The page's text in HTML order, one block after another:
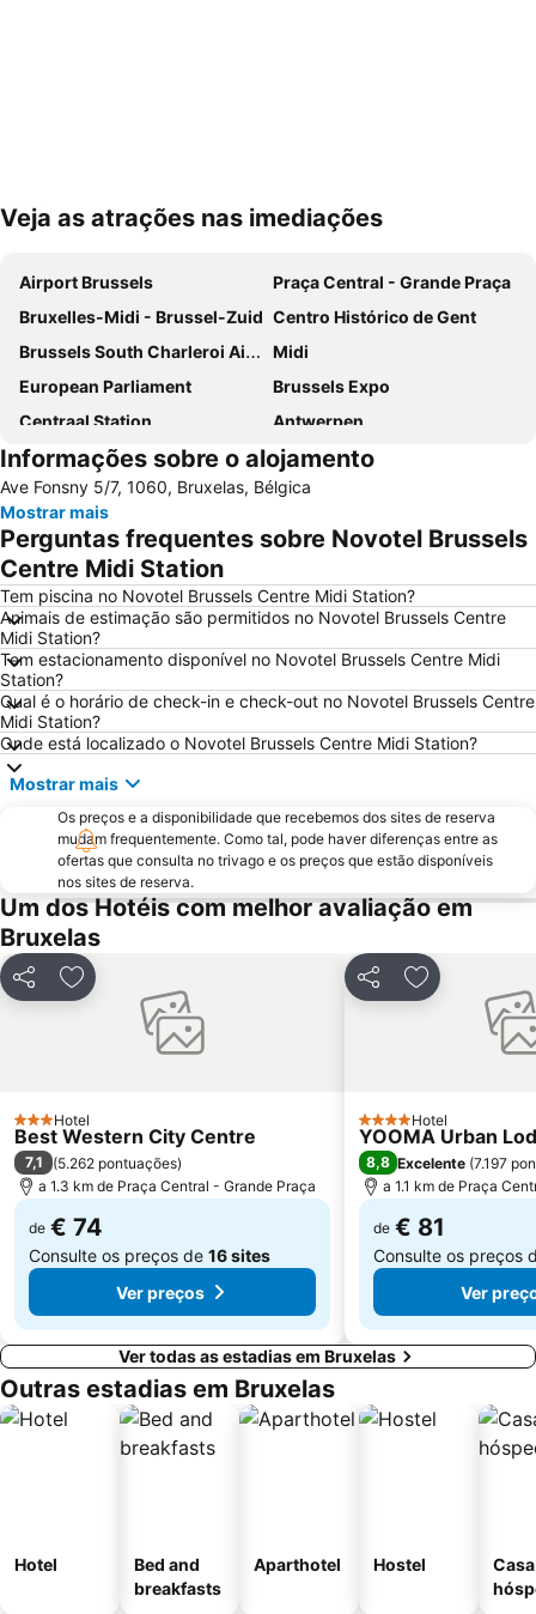
Ampliar mapa
Veja as atrações nas imediações
Airport Brussels
Praça Central - Grande Praça
Bruxelles-Midi - Brussel-Zuid Centro Histórico de Gent
Brussels South Charleroi Airport
Midi
European Parliament
Brussels Expo
Centraal Station
Antwerpen
Centre historique
Bruxelles-Nord - Brussel-Noord
Parque do Cinqüentenário
Européen
Station Leuven
Estádio Rei Baldoíno
Centro Belga das Histórias em Quadrinho
Port of Antwerp
Brussels Park
Pairi Daiza
Station Sint Pieters
Place Sainte-Catherine
Aula Magna
Bourse de Bruxelles
Cinemateca Real da Bélgica
Grote Markt
Jeu de Balle Flea Market
Forest National
Graslei en Koornlei
Sablon
Rue des Bouchers - Beenhouwersstraat
City2
Libertés
Flagey
Walibi Belgium
Deurne
Merksem
Palais de Justice
Parc Léopold
Informações sobre o alojamento
Ave Fonsny 5/7, 1060, Bruxelas, Bélgica
Mostrar mais
Perguntas frequentes sobre Novotel Brussels
Centre Midi Station
Tem piscina no Novotel Brussels Centre Midi Station?
Animais de estimação são permitidos no Novotel Brussels Centre
Midi Station?
Tem estacionamento disponível no Novotel Brussels Centre Midi
Station?
Qual é o horário de check-in e check-out no Novotel Brussels Centre
Midi Station?
Onde está localizado o Novotel Brussels Centre Midi Station?
Mostrar mais
Os preços e a disponibilidade que recebemos dos sites de reserva
mudam frequentemente. Como tal, pode haver diferenças entre as
ofertas que consulta no trivago e os preços que estão disponíveis
nos sites de reserva.
Um dos Hotéis com melhor avaliação em
Bruxelas
PartilharAdicionar aos favoritos
3 Estrelas
Hotel
Best Western City Centre
7,1 (5.262 pontuações)
a 1.3 km de Praça Central - Grande Praça
de € 74
Consulte os preços de 16 sites
Ver preços
PartilharAdicionar
4 Estrelas
Hotel
YOOMA Urban
8,8 Excelente (7.197
a 1.1 km de Praça
de € 81
Consulte os preços
Ver
Ver todas as estadias em Bruxelas
Outras estadias em Bruxelas
Hotel
Bed and
breakfasts
Aparthotel Hostel